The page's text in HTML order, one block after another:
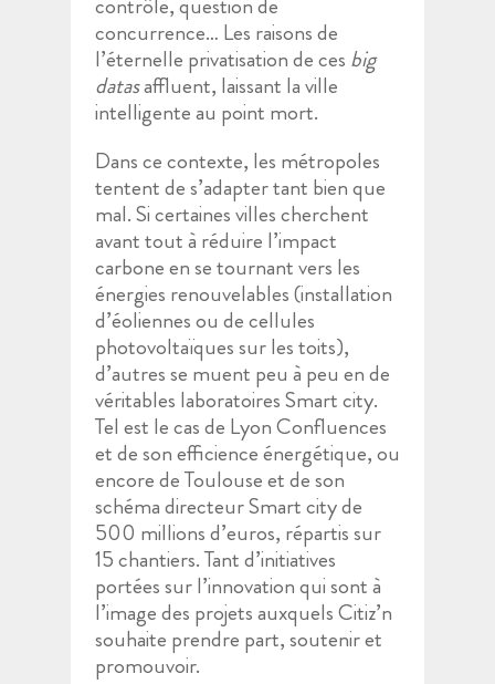
contrôle, question de
concurrence… Les raisons de
l’éternelle privatisation de ces big
datasaffluent, laissant la ville
intelligente au point mort.
Dans ce contexte, les métropoles
tentent de s’adapter tant bien que
mal. Si certaines villes cherchent
avant tout à réduire l’impact
carbone en se tournant vers les
énergies renouvelables (installation
d’éoliennes ou de cellules
photovoltaïques sur les toits),
d’autres se muent peu à peu en de
véritables laboratoires Smart city.
Tel est le cas de Lyon Confluences
et de son efficience énergétique, ou
encore de Toulouse et de son
schéma directeur Smart city de
500 millions d’euros, répartis sur
15 chantiers. Tant d’initiatives
portées sur l’innovation qui sont à
l’image des projets auxquels Citiz’n
souhaite prendre part, soutenir et
promouvoir.